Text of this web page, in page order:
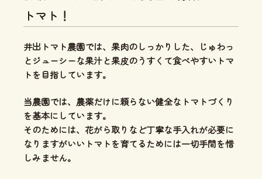
トマト！
井出トマト農園では、 果肉のしっかりした、じゅわっ
とジューシーな果汁と果皮のうすくて食べやすいトマ
トを目指しています。
当農園では、 農薬だけに頼らない健全なトマトづくり
を基本にしています。
そのためには、花がら取りなど丁寧な手入れが必要に
なりますがいいトマトを育てるためには一切手間を惜
しみません。